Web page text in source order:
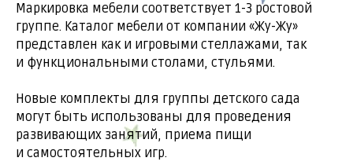
Маркировка мебели соответствует 1-3 ростовой
группе. Каталог мебели от компании «Жу-Жу»
представлен как и игровыми стеллажами, так
и функциональными столами, стульями.
Новые комплекты для группы детского сада
могут быть использованы для проведения
развивающих занятий, приема пищи
и самостоятельных игр.